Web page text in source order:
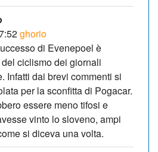
ghorio
di Evenepoel è
ciclismo dei giornali
Infatti dai brevi commenti si
per la sconfitta di Pogacar.
essere meno tifosi e
vinto lo sloveno, ampi
si diceva una volta.